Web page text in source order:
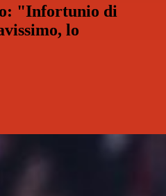
"Infortunio di
lo